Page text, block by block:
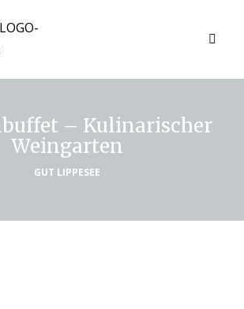
– Kulinarischer
Weingarten
GUT LIPPESEE